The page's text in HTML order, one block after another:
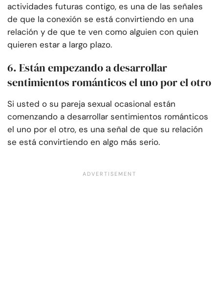
actividades futuras contigo, es una de las señales
de que la conexión se está convirtiendo en una
relación y de que te ven como alguien con quien
quieren estar a largo plazo.
6. Están empezando a desarrollar
sentimientos románticos el uno por el otro
Si usted o su pareja sexual ocasional están
comenzando a desarrollar sentimientos románticos
el uno por el otro, es una señal de que su relación
se está convirtiendo en algo más serio.